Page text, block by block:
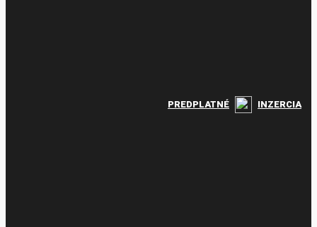
PREDPLATNÉ INZERCIA